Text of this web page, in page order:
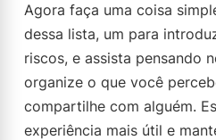
Agora faça uma coisa
dessa lista, um para
riscos, e assista pensando
organize o que você
compartilhe com alguém.
experiência mais útil e